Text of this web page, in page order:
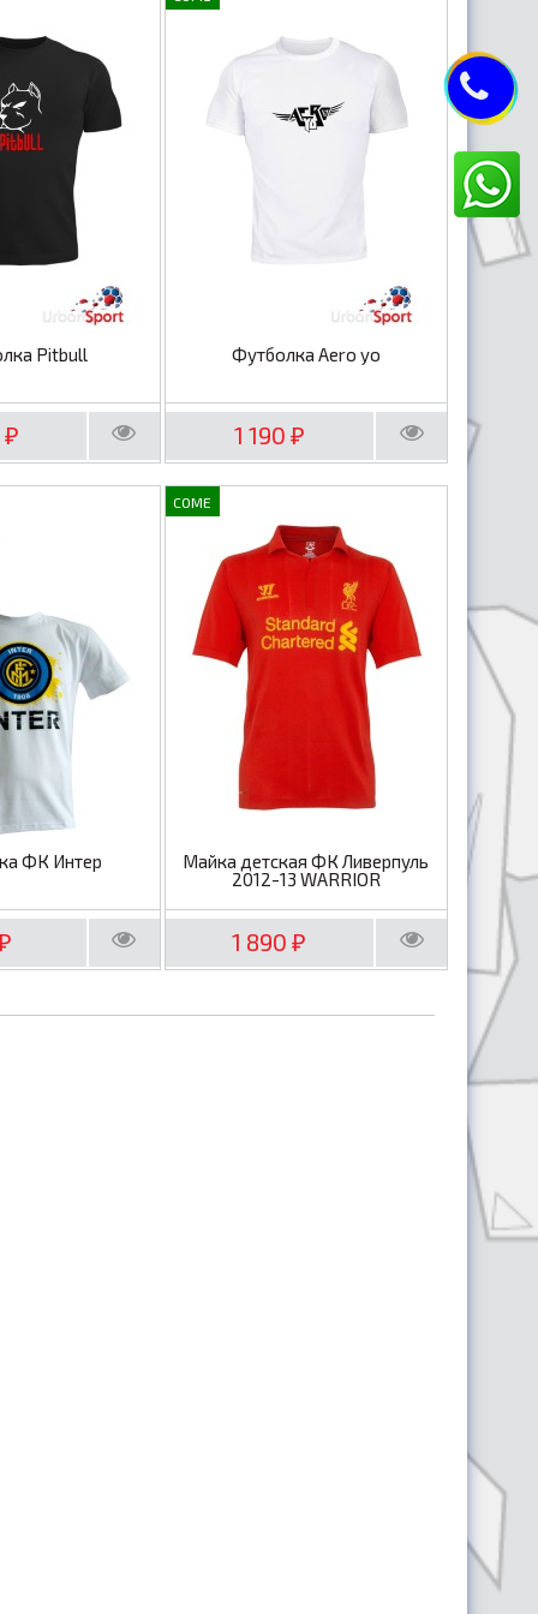
Pitbull
₽
Футболка Aero yo
1 190 ₽
ФК Интер
COME
Майка детская ФК Ливерпуль
2012-13 WARRIOR
1 890₽